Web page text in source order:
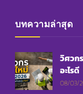
บทความล่าสุด
วิศวก
อะไรดี
08/03/